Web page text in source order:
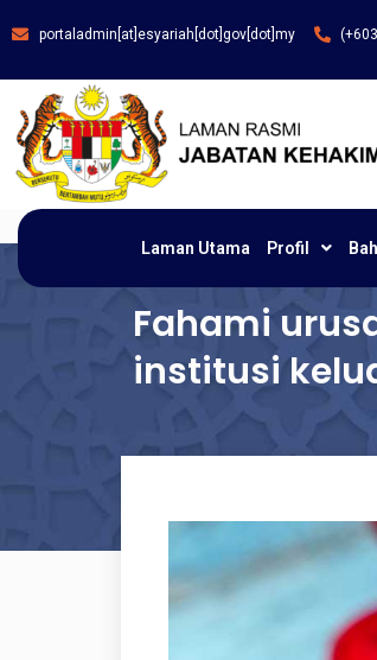
portaladmin[at]esyariah[dot]gov[dot]my
Laman Utama Profil
Fahami
institusi